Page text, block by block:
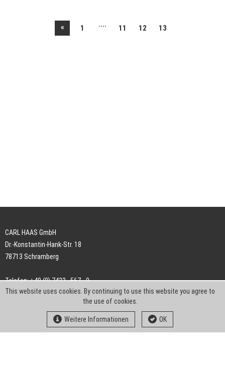
« 1 .... 11 12 13
CARL HAAS GmbH
Dr.-Konstantin-Hank-Str. 18
78713 Schramberg
Telefon: +49 (0) 7422 . 567 - 0
Telefax: +49 (0) 7422 . 567 - 239
info-ch@kern-liebers.com
This website uses cookies. By continuing to use this website you agree to
the use of cookies.
Weitere Informationen OK